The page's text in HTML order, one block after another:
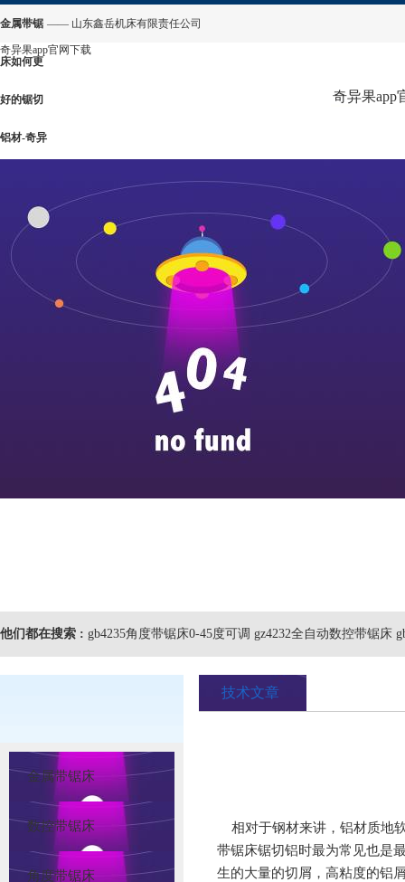
金属带锯
床如何更
好的锯切
铝材-奇异
网下载
—— 山东鑫岳机床有限责任公司
奇异果app官网下载
奇异果app
他们都在搜索 : gb4235角度带锯床0-45度可调 gz4232全自动数控带锯床
金属带锯床
数控带锯床
角度带锯床
技术文章
相对于钢材来讲，铝材质地
带锯床锯切铝时最为常见也是
生的大量的切屑，高粘度的铝